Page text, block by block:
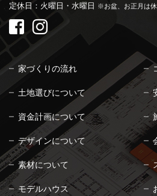
定休日：火曜日・水曜日
※お盆、お正月は休
家づくりの流れ
土地選びについて
資金計画について
デザインについて
素材について
モデルハウス